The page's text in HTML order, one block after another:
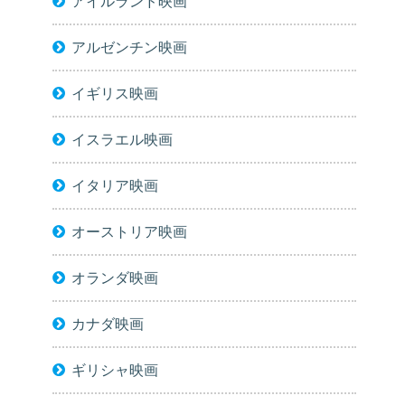
アルゼンチン映画
イギリス映画
イスラエル映画
イタリア映画
オーストリア映画
オランダ映画
カナダ映画
ギリシャ映画